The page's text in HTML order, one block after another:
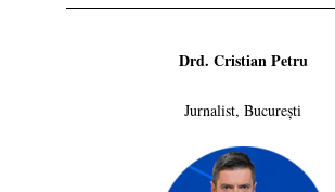
Drd. Cristian Petru
Jurnalist, București